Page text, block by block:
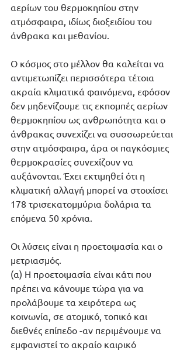
αερίων του θερμοκηπίου στην
ατμόσφαιρα, ιδίως διοξειδίου του
άνθρακα και μεθανίου.
Ο κόσμος στο μέλλον θα καλείται να
αντιμετωπίζει περισσότερα τέτοια
ακραία κλιματικά φαινόμενα, εφόσον
δεν μηδενίζουμε τις εκπομπές αερίων
θερμοκηπίου ως ανθρωπότητα και ο
άνθρακας συνεχίζει να συσσωρεύεται
στην ατμόσφαιρα, άρα οι παγκόσμιες
θερμοκρασίες συνεχίζουν να
αυξάνονται. Έχει εκτιμηθεί ότι η
κλιματική αλλαγή μπορεί να στοιχίσει
178 τρισεκατομμύρια δολάρια τα
επόμενα 50 χρόνια.
Οι λύσεις είναι η προετοιμασία και ο
μετριασμός.
(α) Η προετοιμασία είναι κάτι που
πρέπει να κάνουμε τώρα για να
προλάβουμε τα χειρότερα ως
κοινωνία, σε ατομικό, τοπικό και
διεθνές επίπεδο -αν περιμένουμε να
εμφανιστεί το ακραίο καιρικό